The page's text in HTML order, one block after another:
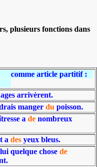
plusieurs fonctions dans
comme article partitif :
arrivèrent.
manger du poisson.
a de nombreux
a des yeux bleus.
quelque chose de